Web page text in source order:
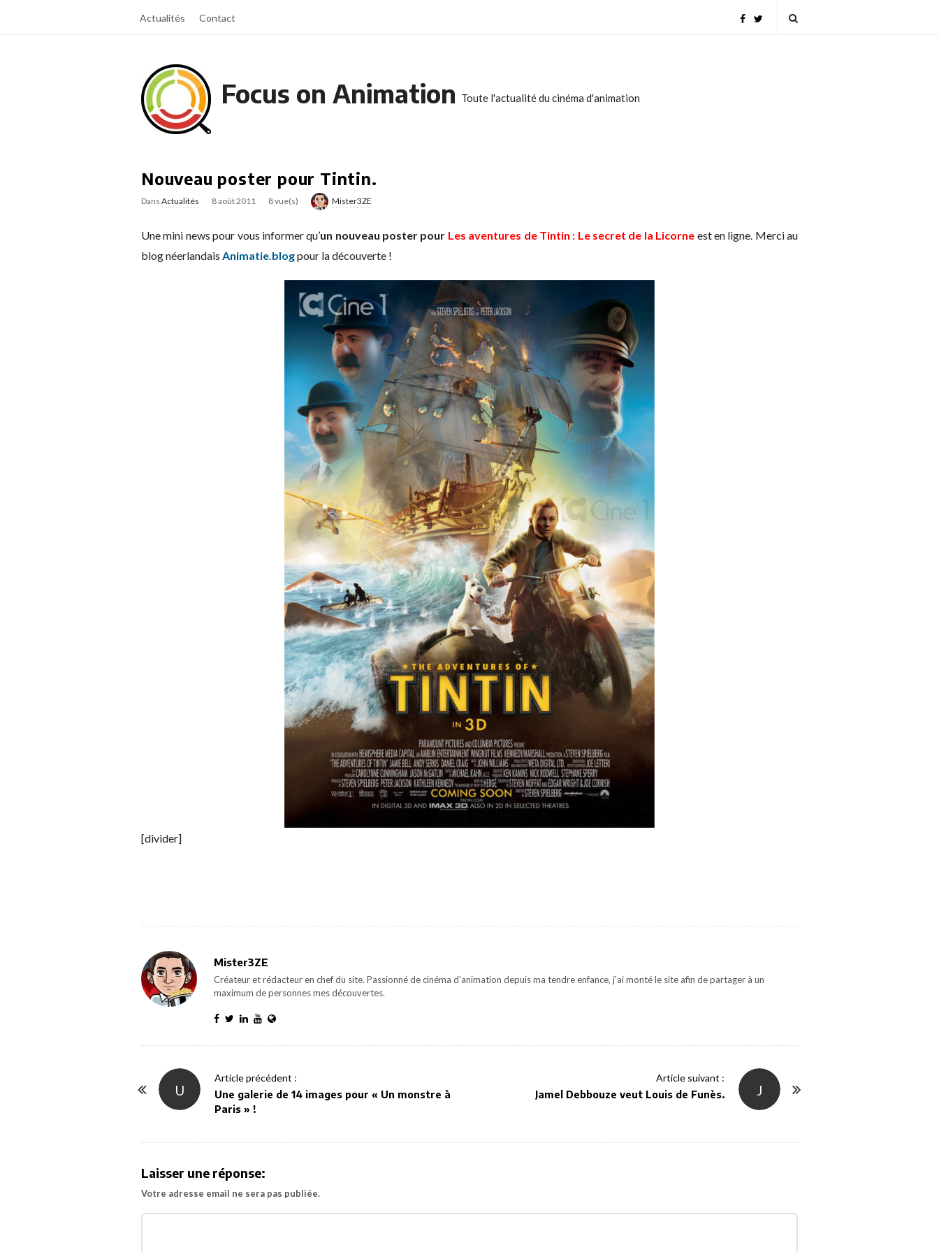
Actualités Contact
Focus on Animation Toute l'actualité du cinéma d'animation
Nouveau poster pour Tintin.
Dans Actualités 8 août 2011 8 vue(s) Mister3ZE
Une mini news pour vous informer qu’un nouveau poster pour Les aventures de Tintin : Le secret de la Licorne est en ligne. Merci au
blog néerlandais Animatie.blogpour la découverte !
[divider]
Mister3ZE
Créateur et rédacteur en chef du site. Passionné de cinéma d'animation depuis ma tendre enfance, j'ai monté le site afin de partager à un
maximum de personnes mes découvertes.
U
Article précédent :
Une galerie de 14 images pour « Un monstre à
Paris » !
J
Article suivant :
Jamel Debbouze veut Louis de Funès.
Laisser une réponse:
Votre adresse email ne sera pas publiée.